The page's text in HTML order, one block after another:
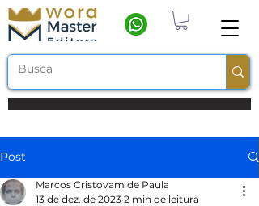
Post
Marcos Cristovam de Paula
13 de dez. de 2023 2 min de leitura